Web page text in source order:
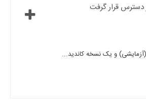
و یک نسخه کاندید...